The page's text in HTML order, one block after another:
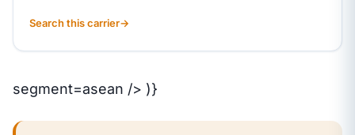
Search this carrier→
segment=asean /> )}